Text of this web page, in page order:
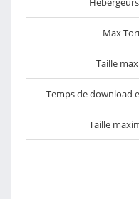
Max
Taille
Temps de download
Taille